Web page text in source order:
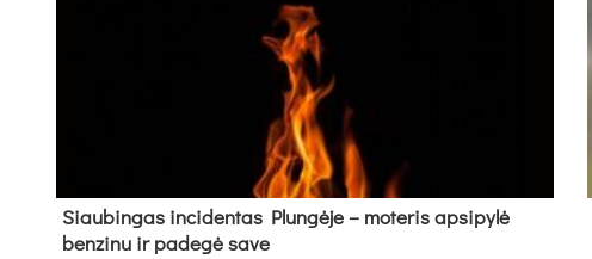
Siau­bin­gas in­ci­den­tas Plun­gė­je – mo­te­ris ap­si­py­lė
ben­zi­nu ir pa­de­gė sa­ve